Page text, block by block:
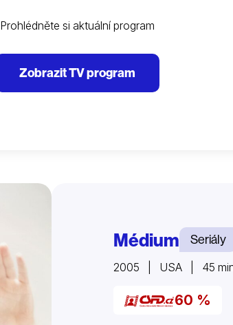
Prohlédněte si aktuální program
Zobrazit TV program
Médium Seriály
2005 | USA | 45
60 %